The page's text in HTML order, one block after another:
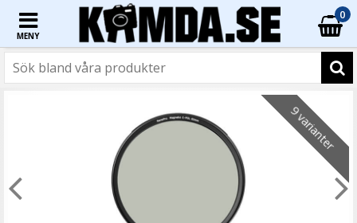
MENY
0
9 varianter